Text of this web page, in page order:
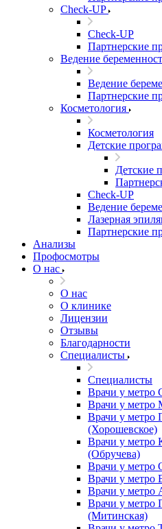
Check-UP
Check-UP
Партнерские
Ведение
Ведение
Партнерские
Косметология
Косметология
Детские
Детские
Check-UP
Ведение
Лазерная
Партнерские
Анализы
Профосмотры
О нас
О нас
О клинике
Лицензии
Отзывы
Благодарности
Специалисты
Специалисты
Врачи у метро
Врачи у метро
Врачи у метро
(Хорошевское)
Врачи у метро
(Обручева)
Врачи у метро
Врачи у метро
Врачи у метро
Врачи у метро
(Митинская)